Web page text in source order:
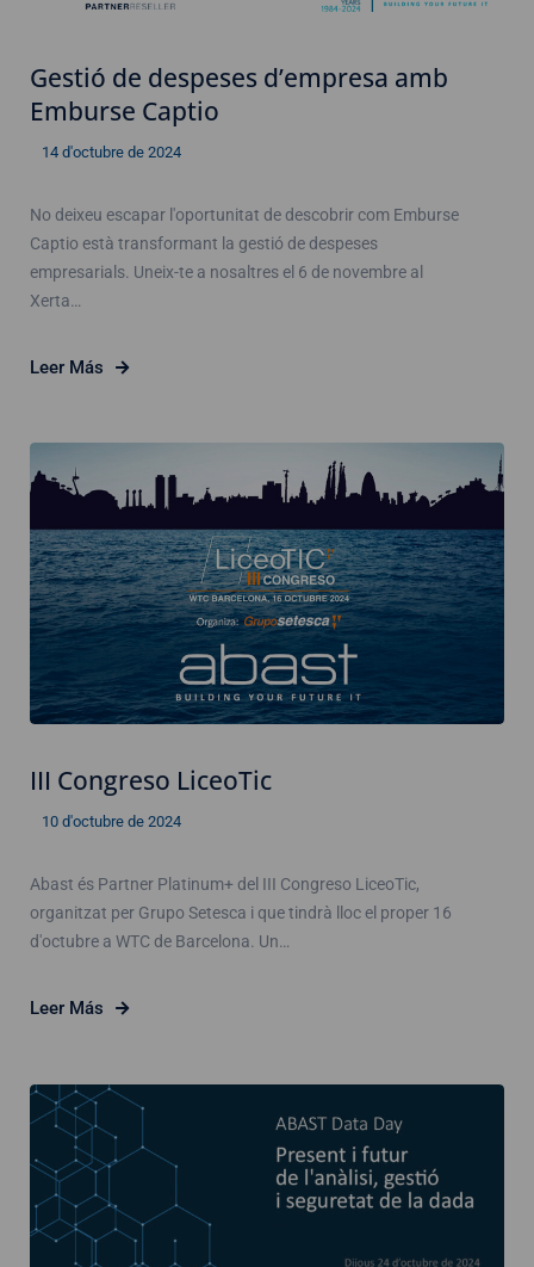
Gestió de despeses d’empresa amb
Emburse Captio
14 d'octubre de 2024
No deixeu escapar l'oportunitat de descobrir com Emburse
Captio està transformant la gestió de despeses
empresarials. Uneix-te a nosaltres el 6 de novembre al
Xerta…
Leer Más
III Congreso LiceoTic
10 d'octubre de 2024
Abast és Partner Platinum+ del III Congreso LiceoTic,
organitzat per Grupo Setesca i que tindrà lloc el proper 16
d'octubre a WTC de Barcelona. Un…
Leer Más